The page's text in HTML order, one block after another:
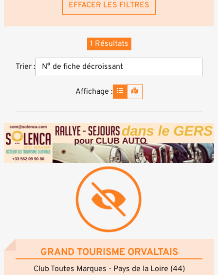
EFFACER LES FILTRES
Trier :
1 Résultats
Affichage :
GRAND TOURISME ORVALTAIS
Club Toutes Marques - Pays de la Loire (44)